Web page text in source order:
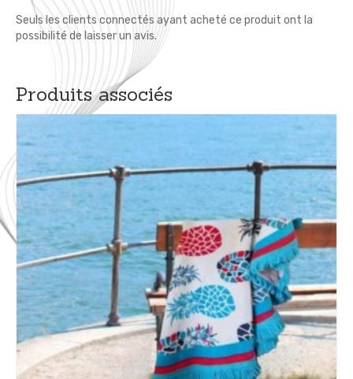
Seuls les clients connectés ayant acheté ce produit ont la
possibilité de laisser un avis.
Produits associés